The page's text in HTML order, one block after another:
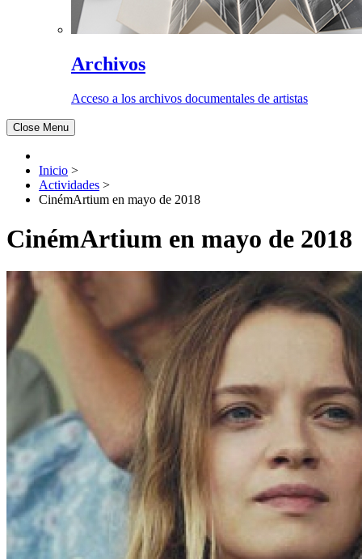
Archivos
Acceso a los archivos documentales de artistas
Close Menu
Inicio >
Actividades >
CinémArtium en mayo de 2018
CinémArtium en mayo de 2018